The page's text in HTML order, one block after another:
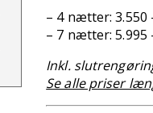
– 4 nætter: 3.550
– 7 nætter: 5.995
Inkl.
Se alle priser